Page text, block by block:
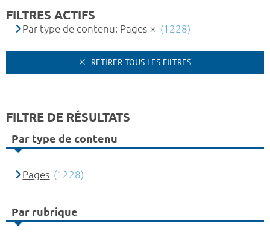
FILTRES ACTIFS
Par type de contenu: Pages (1228)
RETIRER TOUS LES FILTRES
FILTRE DE RÉSULTATS
Par type de contenu
Pages (1228)
Par rubrique